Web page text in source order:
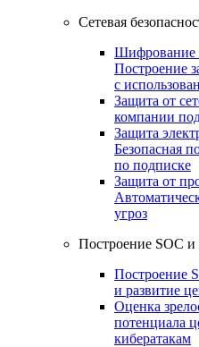
Сетевая
Шифрование
Построение
с
Защита от
компании
Защита
Безопасная
по подписке
Защита от
угроз
Построение SOC и
Построение
и развитие
Оценка
потенциала
кибератакам